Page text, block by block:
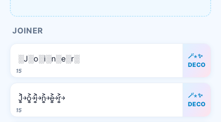
JOINER
15
░J░o░i░n░e░r░
🪄⋆✨
DECO
15
J͎͍͐￫o͎͍͐￫i͎͍͐￫n͎͍͐￫e͎͍͐￫r͎͍͐￫
🪄⋆✨
DECO